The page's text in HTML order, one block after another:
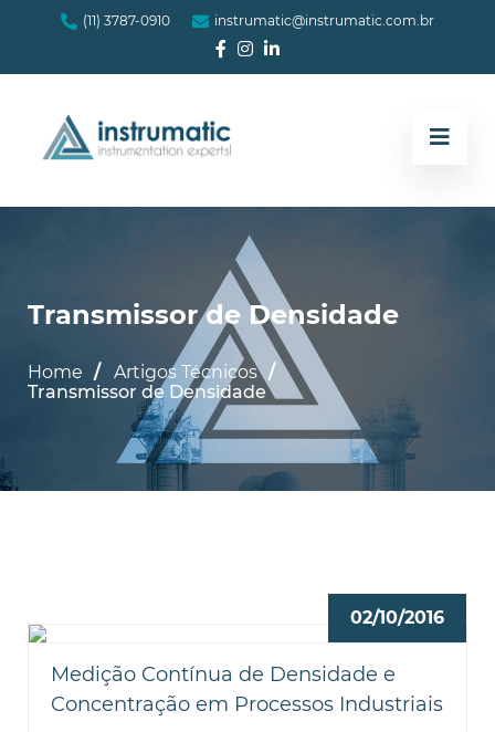
(11) 3787-0910 instrumatic@instrumatic.com.br
Transmissor de Densidade
Home
Artigos Técnicos
Transmissor de Densidade
02/10/2016
Medição Contínua de Densidade e
Concentração em Processos Industriais